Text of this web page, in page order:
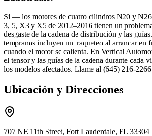
Sí — los motores de cuatro cilindros N20 y
3, 5, X3 y X5 de 2012–2016 tienen un
desgaste de la cadena de distribución y las
tempranos incluyen un traqueteo al arrancar en
cuando el motor se calienta. En Vertical
el tensor y las guías de la cadena durante cada
los modelos afectados. Llame al (645) 216-2266.
Ubicación y Direcciones
707 NE 11th Street, Fort Lauderdale, FL 33304